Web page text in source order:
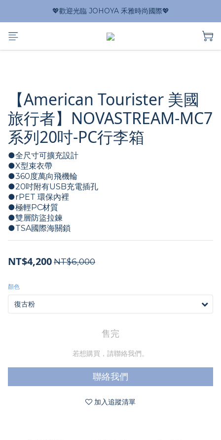
💖歡迎光臨 JOHOYA 禾雅時尚國際💖
【American Tourister 美國
旅行者】NOVASTREAM-MC7
系列20吋-PC行李箱
●全尺寸可擴充設計
●X型束衣帶
●360度萬向飛機輪
●20吋附有USB充電插孔
●rPET 環保內裡
●極輕PC材質
●雙層防盜拉鍊
●TSA國際海關鎖
NT$4,200 NT$6,000
顏色
售完
若想購買，請聯絡我們。
聯絡我們
加入追蹤清單